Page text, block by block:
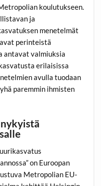
koulutukseen.
ja
menetelmät
perinteistä
antavat valmiuksia
erilaisissa
avulla tuodaan
paremmin ihmisten
on Euroopan
Metropolian EU-